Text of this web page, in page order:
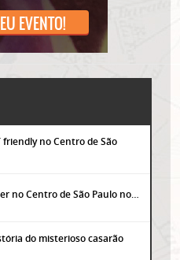
EVENTO!
friendly no Centro de São
no Centro de São Paulo no…
do misterioso casarão